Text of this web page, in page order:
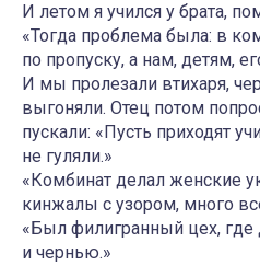
И летом я учился у брата,
«Тогда проблема была: в
по пропуску, а нам, детям,
И мы пролезали втихаря,
выгоняли. Отец потом
пускали: «Пусть приходят
не гуляли.»
«Комбинат делал женские
кинжалы с узором, много
«Был филигранный цех,
и чернью.»